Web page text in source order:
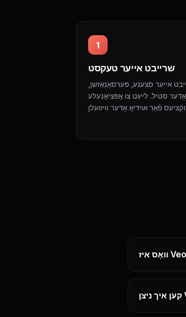
1
שרייבט אייער טעקסט
אייער סצענע, פּערסאָנאַזשן,
סטיל. לייגט צו אָפּציאָנעלע